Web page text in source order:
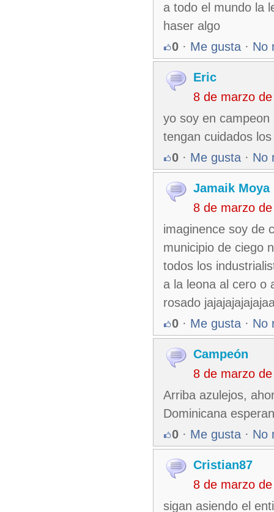
a todo el mundo la
haser algo
0 · Me gusta · No
Eric
8 de marzo
yo soy en
tengan cuidados
0 · Me gusta · No
Jamaik Moya
8 de marzo
imaginence soy de
municipio de ciego
todos los
a la leona al cero o
rosado
0 · Me gusta · No
Campeón
8 de marzo
Arriba azulejos,
Dominicana
0 · Me gusta · No
Cristian87
8 de marzo
sigan asiendo el